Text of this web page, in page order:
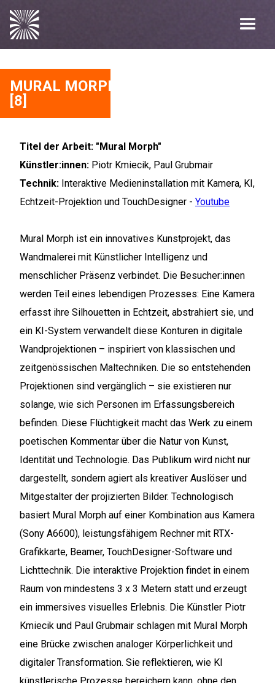
MURAL MORPH
[8]
Titel der Arbeit: "Mural Morph"
Künstler:innen: Piotr Kmiecik, Paul Grubmair
Technik: Interaktive Medieninstallation mit Kamera, KI,
Echtzeit-Projektion und TouchDesigner - Youtube
Mural Morph ist ein innovatives Kunstprojekt, das
Wandmalerei mit Künstlicher Intelligenz und
menschlicher Präsenz verbindet. Die Besucher:innen
werden Teil eines lebendigen Prozesses: Eine Kamera
erfasst ihre Silhouetten in Echtzeit, abstrahiert sie, und
ein KI-System verwandelt diese Konturen in digitale
Wandprojektionen – inspiriert von klassischen und
zeitgenössischen Maltechniken. Die so entstehenden
Projektionen sind vergänglich – sie existieren nur
solange, wie sich Personen im Erfassungsbereich
befinden. Diese Flüchtigkeit macht das Werk zu einem
poetischen Kommentar über die Natur von Kunst,
Identität und Technologie. Das Publikum wird nicht nur
dargestellt, sondern agiert als kreativer Auslöser und
Mitgestalter der projizierten Bilder. Technologisch
basiert Mural Morph auf einer Kombination aus Kamera
(Sony A6600), leistungsfähigem Rechner mit RTX-
Grafikkarte, Beamer, TouchDesigner-Software und
Lichttechnik. Die interaktive Projektion findet in einem
Raum von mindestens 3 x 3 Metern statt und erzeugt
ein immersives visuelles Erlebnis. Die Künstler Piotr
Kmiecik und Paul Grubmair schlagen mit Mural Morph
eine Brücke zwischen analoger Körperlichkeit und
digitaler Transformation. Sie reflektieren, wie KI